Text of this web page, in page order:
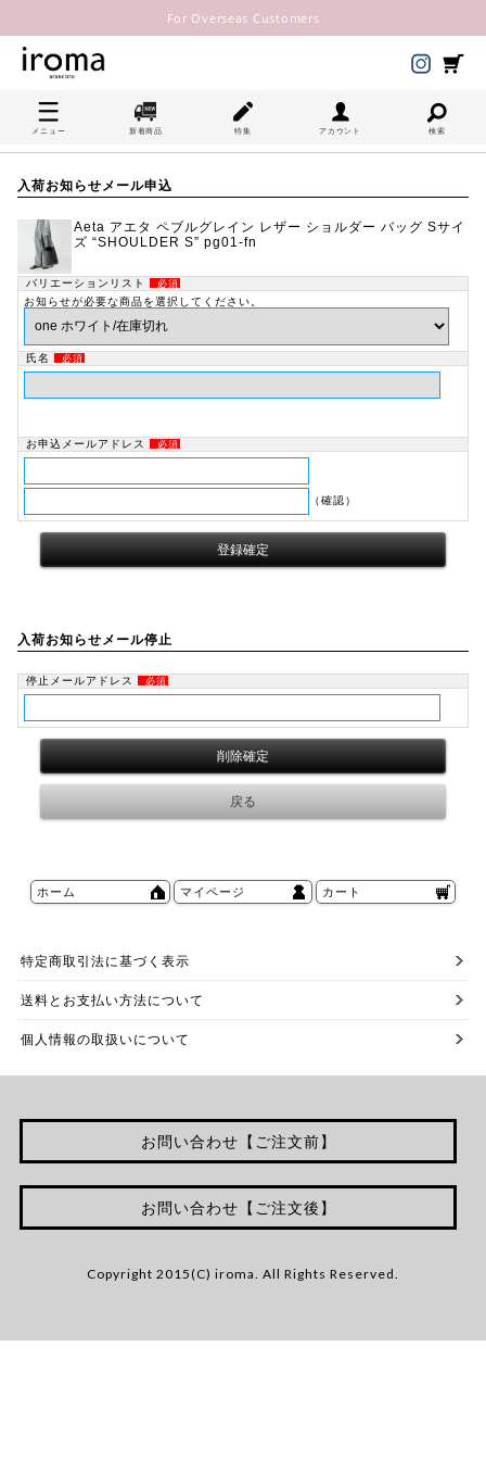
For Overseas Customers
メニュー 新着商品 特集 アカウント 検索
入荷お知らせメール申込
Aeta アエタ ペブルグレイン レザー ショルダー バッグ Sサイ
ズ “SHOULDER S” pg01-fn
バリエーションリスト 必須
お知らせが必要な商品を選択してください。
氏名 必須
お申込メールアドレス 必須
（確認）
入荷お知らせメール停止
停止メールアドレス 必須
ホーム マイページ カート
特定商取引法に基づく表示
送料とお支払い方法について
個人情報の取扱いについて
お問い合わせ【ご注文前】
お問い合わせ【ご注文後】
Copyright 2015(C) iroma. All Rights Reserved.